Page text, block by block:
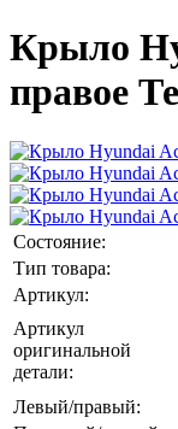
Крыло
правое
Состояние:
Тип товара:
Артикул:
Артикул
оригинальной
детали:
Левый/правый: